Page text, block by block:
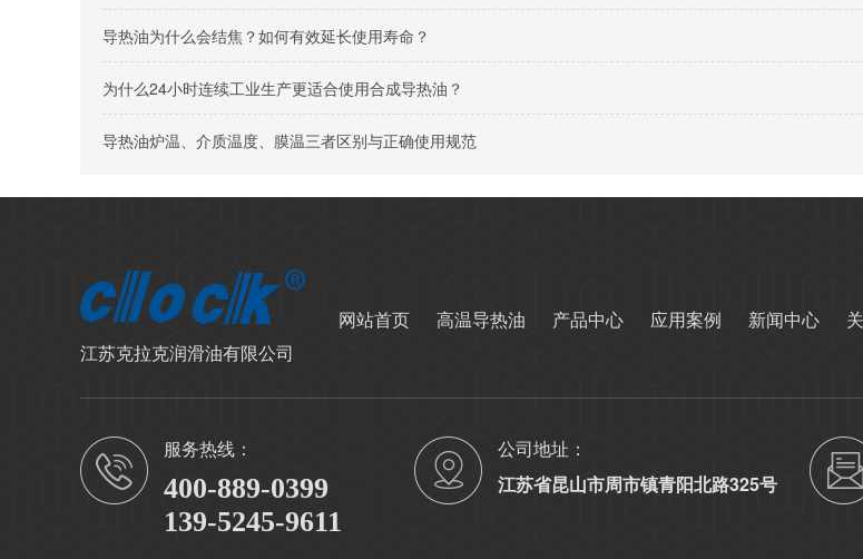
导热油为什么会结焦？如何有效延长使用寿命？
为什么24小时连续工业生产更适合使用合成导热油？
导热油炉温、介质温度、膜温三者区别与正确使用规范
江苏克拉克润滑油有限公司
网站首页 高温导热油 产品中心 应用案例 新闻中心
服务热线：
400-889-0399
139-5245-9611
公司地址：
江苏省昆山市周市镇青阳北路325号